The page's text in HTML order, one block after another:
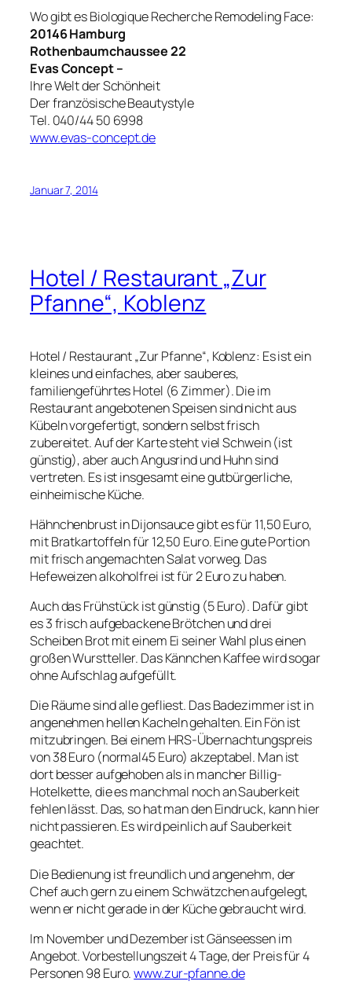
Wo gibt es Biologique Recherche Remodeling Face:
20146 Hamburg
Rothenbaumchaussee 22
Evas Concept –
Ihre Welt der Schönheit
Der französische Beautystyle
Tel. 040/44 50 6998
www.evas-concept.de
Januar 7, 2014
Hotel / Restaurant „Zur
Pfanne“, Koblenz
Hotel / Restaurant „Zur Pfanne“, Koblenz: Es ist ein
kleines und einfaches, aber sauberes,
familiengeführtes Hotel (6 Zimmer). Die im
Restaurant angebotenen Speisen sind nicht aus
Kübeln vorgefertigt, sondern selbst frisch
zubereitet. Auf der Karte steht viel Schwein (ist
günstig), aber auch Angusrind und Huhn sind
vertreten. Es ist insgesamt eine gutbürgerliche,
einheimische Küche.
Hähnchenbrust in Dijonsauce gibt es für 11,50 Euro,
mit Bratkartoffeln für 12,50 Euro. Eine gute Portion
mit frisch angemachten Salat vorweg. Das
Hefeweizen alkoholfrei ist für 2 Euro zu haben.
Auch das Frühstück ist günstig (5 Euro). Dafür gibt
es 3 frisch aufgebackene Brötchen und drei
Scheiben Brot mit einem Ei seiner Wahl plus einen
großen Wurstteller. Das Kännchen Kaffee wird sogar
ohne Aufschlag aufgefüllt.
Die Räume sind alle gefliest. Das Badezimmer ist in
angenehmen hellen Kacheln gehalten. Ein Fön ist
mitzubringen. Bei einem HRS-Übernachtungspreis
von 38 Euro (normal45 Euro) akzeptabel. Man ist
dort besser aufgehoben als in mancher Billig-
Hotelkette, die es manchmal noch an Sauberkeit
fehlen lässt. Das, so hat man den Eindruck, kann hier
nicht passieren. Es wird peinlich auf Sauberkeit
geachtet.
Die Bedienung ist freundlich und angenehm, der
Chef auch gern zu einem Schwätzchen aufgelegt,
wenn er nicht gerade in der Küche gebraucht wird.
Im November und Dezember ist Gänseessen im
Angebot. Vorbestellungszeit 4 Tage, der Preis für 4
Personen 98 Euro.www.zur-pfanne.de